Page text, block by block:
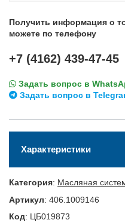
Получить информация о
можете по телефону
+7 (4162) 439-47-45
Задать вопрос в
Задать вопрос в
Характеристики
Категория: Масляная
Артикул: 406.1009146
Код: ЦБ019873